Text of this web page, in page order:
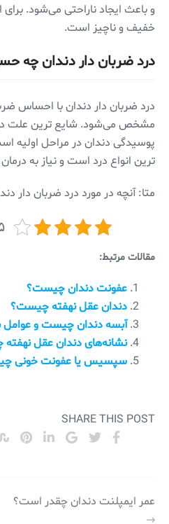
و باعث ایجاد ناراحتی می‌شود. برای
خفیف و ناچیز است.
درد ضربان دار دندان چه
درد ضربان دار دندان با احساس
مشخص می‌شود. شایع ترین علت
پوسیدگی دندان در مراحل اولیه
ترین انواع درد است و نیاز به
متا: آنچه در مورد درد ضربان دار
۴/
مقالات مرتبط:
عفونت دندان چیست؟
دندان عقل نهفته چیست؟
آبسه دندان چیست و عوامل
نشانه‌های دندان عقل
سپسیس یا عفونت خونی
SHARE THIS POST
راهبری
عمر ایمپلنت دندان چقدر است؟